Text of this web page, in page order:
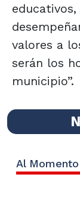
valores a
serán los
municipio”.
Al Momento